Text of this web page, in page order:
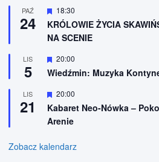
en
i
o
n
PAŹ
24
W
y
r
ó
n
i
o
e
18:30
KRÓLOWIE ŻYCIA
NA SCENIE
LIS
5
W
y
r
ż
n
o
e
20:00
Wiedźmin: Muzyka
LIS
21
W
y
r
ó
i
20:00
Kabaret Neo-Nówka –
Arenie
Zobacz kalendarz